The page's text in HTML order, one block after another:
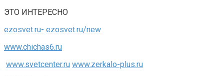
ЭТО ИНТЕРЕСНО
ezosvet.ru- ezosvet.ru/new
www.chichas6.ru
www.svetcenter.ru www.zerkalo-plus.ru